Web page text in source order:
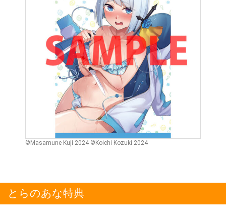
©Masamune Kuji 2024 ©Koichi Kozuki 2024
とらのあな特典